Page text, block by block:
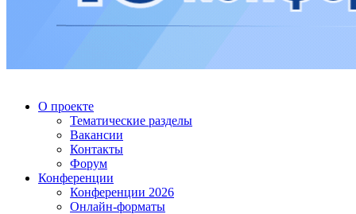
О проекте
Тематические разделы
Вакансии
Контакты
Форум
Конференции
Конференции 2026
Онлайн-форматы